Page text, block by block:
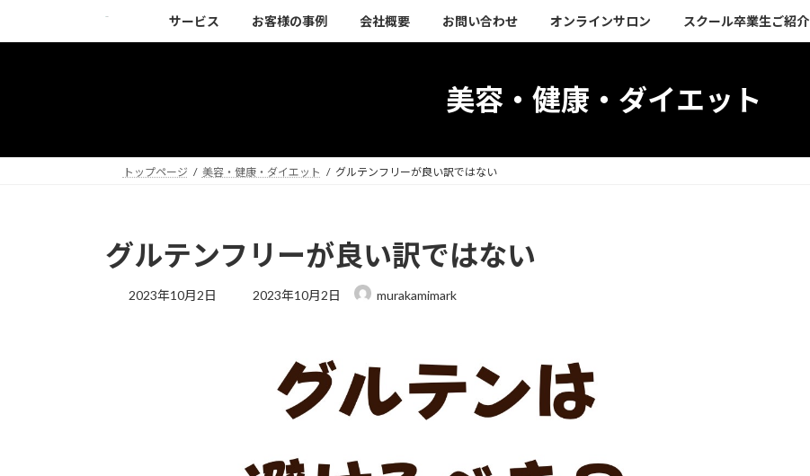
キ
に
サービス お客様の事例 会社概要 お問い合わせ オンラインサロン スクール卒業生ご紹介
美容・健康・ダイエット
トップページ 美容・健康・ダイエット グルテンフリーが良い訳ではない
グルテンフリーが良い訳ではない
2023年10月2日
最
2023年10月2日 murakamimark